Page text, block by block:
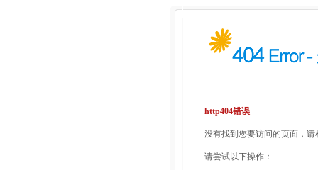
http404错误
没有找到您要访问的页面，
请尝试以下操作：